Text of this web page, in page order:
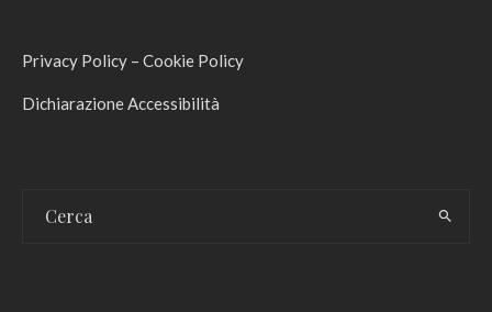
Privacy Policy – Cookie Policy
Dichiarazione Accessibilità